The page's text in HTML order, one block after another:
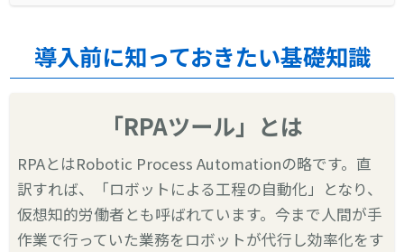
導入前に知っておきたい基礎知識
「RPAツール」とは
RPAとはRobotic Process Automationの略です。直
訳すれば、「ロボットによる工程の自動化」となり、
仮想知的労働者とも呼ばれています。今まで人間が手
作業で行っていた業務をロボットが代行し効率化をす